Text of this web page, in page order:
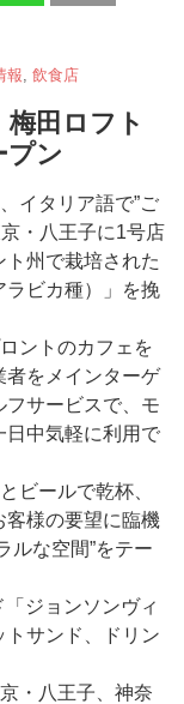
報 飲食店
田ロフト
プン
イタリア語で”ご
・八王子に1号店
州で栽培された
ラビカ種）」を挽
ントのカフェを
者をメインターゲ
フサービスで、モ
日中気軽に利用で
ビールで乾杯、
客様の要望に臨機
ルな空間”をテー
ジョンソンヴィ
トサンド、ドリン
・八王子、神奈